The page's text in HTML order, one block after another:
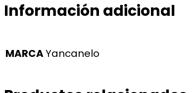
Información adicional
MARCAYancanelo